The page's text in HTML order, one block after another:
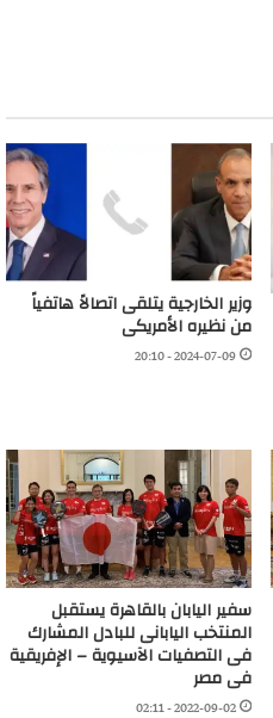
وزير الخارجية يتلقى اتصالاً هاتفياً
من نظيره الأمريكى
2024-07-09 - 20:10
سفير اليابان بالقاهرة يستقبل
المنتخب اليابانى للبادل المشارك
فى التصفيات الآسيوية – الإفريقية
فى مصر
2022-09-02 - 02:11